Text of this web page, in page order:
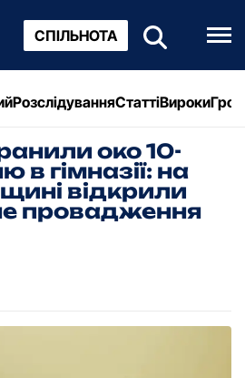
СПІЛЬНОТА
РозслідуванняСтаттіВироки
око 10-
в гімназії: на
відкрили
провадження